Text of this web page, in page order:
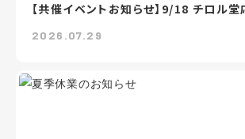
【共催イベントお知らせ】9/18 チロル堂
2026.07.29